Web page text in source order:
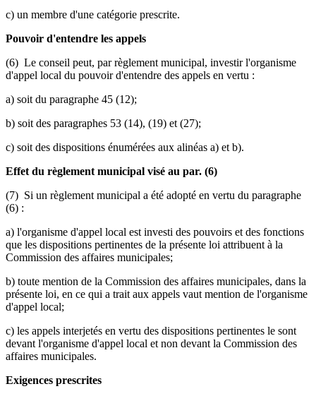
c) un membre d'une catégorie prescrite.
Pouvoir d'entendre les appels
(6) Le conseil peut, par règlement municipal, investir l'organisme
d'appel local du pouvoir d'entendre des appels en vertu :
a) soit du paragraphe 45 (12);
b) soit des paragraphes 53 (14), (19) et (27);
c) soit des dispositions énumérées aux alinéas a) et b).
Effet du règlement municipal visé au par. (6)
(7) Si un règlement municipal a été adopté en vertu du paragraphe
(6) :
a) l'organisme d'appel local est investi des pouvoirs et des fonctions
que les dispositions pertinentes de la présente loi attribuent à la
Commission des affaires municipales;
b) toute mention de la Commission des affaires municipales, dans la
présente loi, en ce qui a trait aux appels vaut mention de l'organisme
d'appel local;
c) les appels interjetés en vertu des dispositions pertinentes le sont
devant l'organisme d'appel local et non devant la Commission des
affaires municipales.
Exigences prescrites